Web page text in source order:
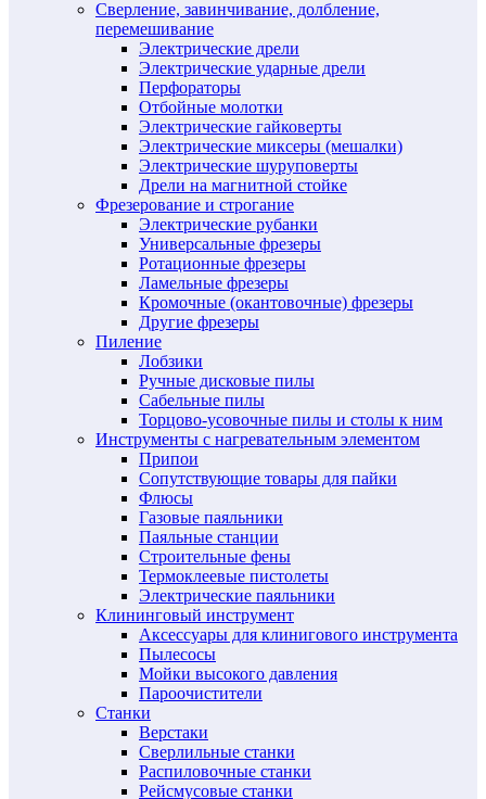
Сверление, завинчивание, долбление,
перемешивание
Электрические дрели
Электрические ударные дрели
Перфораторы
Отбойные молотки
Электрические гайковерты
Электрические миксеры (мешалки)
Электрические шуруповерты
Дрели на магнитной стойке
Фрезерование и строгание
Электрические рубанки
Универсальные фрезеры
Ротационные фрезеры
Ламельные фрезеры
Кромочные (окантовочные) фрезеры
Другие фрезеры
Пиление
Лобзики
Ручные дисковые пилы
Сабельные пилы
Торцово-усовочные пилы и столы к ним
Инструменты с нагревательным элементом
Припои
Сопутствующие товары для пайки
Флюсы
Газовые паяльники
Паяльные станции
Строительные фены
Термоклеевые пистолеты
Электрические паяльники
Клининговый инструмент
Аксессуары для клинигового инструмента
Пылесосы
Мойки высокого давления
Пароочистители
Станки
Верстаки
Сверлильные станки
Распиловочные станки
Рейсмусовые станки